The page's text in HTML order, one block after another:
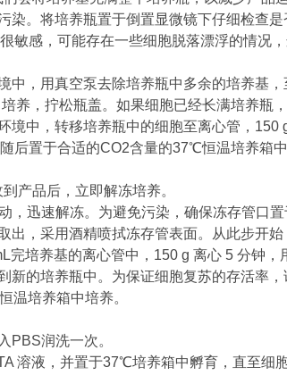
染。将培养瓶置于倒置显微镜下仔细检查
敏感，可能存在一些细胞脱落漂浮的情况
中，用真空泵去除培养瓶中多余的培养基
养，拧松瓶盖。如果细胞已经长满培养瓶，
境中，转移培养瓶中的细胞至离心管，150
后置于合适的CO2含量的37℃恒温培养箱中
产品后，立即解冻培养。
迅速解冻。为避免污染，确保冻存管口置
出，采用酒精喷拭冻存管表面。从此步开始
完培养基的离心管中，150 g 离心 5 分钟，
新的培养瓶中。为保证细胞复苏的存活率
温培养箱中培养。
PBS润洗一次。
溶液，并置于37℃培养箱中孵育，直至细